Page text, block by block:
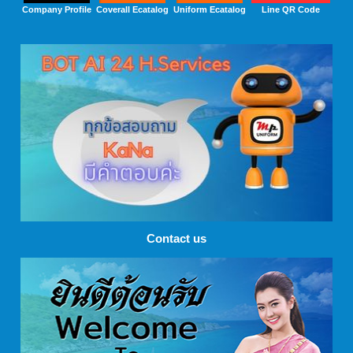
Company Profile Coverall Ecatalog Uniform Ecatalog Line QR Code
Contact us